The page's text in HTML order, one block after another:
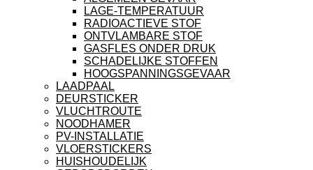
LAGE-TEMPERATUUR
RADIOACTIEVE STOF
ONTVLAMBARE STOF
GASFLES ONDER DRUK
SCHADELIJKE STOFFEN
HOOGSPANNINGSGEVAAR
LAADPAAL
DEURSTICKER
VLUCHTROUTE
NOODHAMER
PV-INSTALLATIE
VLOERSTICKERS
HUISHOUDELIJK